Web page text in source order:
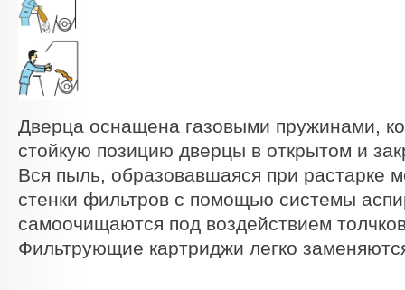
Fonctionnement vide sac poudre
Дверца оснащена газовыми пружинами,
стойкую позицию дверцы в открытом и
Вся пыль, образовавшаяся при растарке
стенки фильтров с помощью системы
самоочищаются под воздействием
Фильтрующие картриджи легко